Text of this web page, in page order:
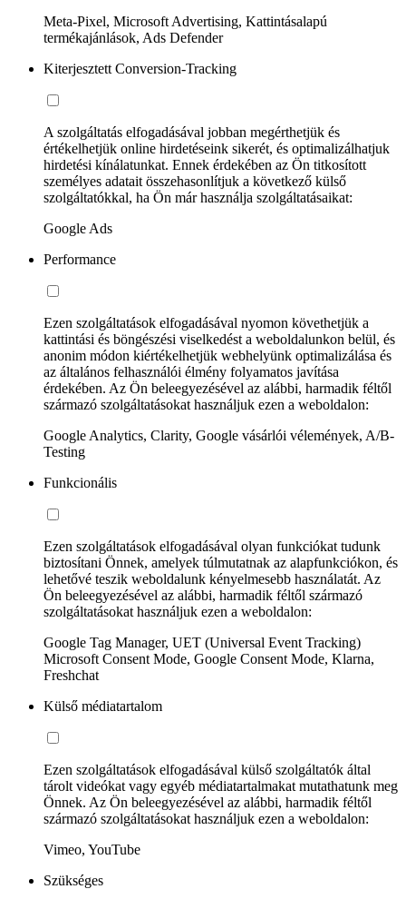
Meta-Pixel, Microsoft Advertising, Kattintásalapú
termékajánlások, Ads Defender
Kiterjesztett Conversion-Tracking
A szolgáltatás elfogadásával jobban megérthetjük és
értékelhetjük online hirdetéseink sikerét, és optimalizálhatjuk
hirdetési kínálatunkat. Ennek érdekében az Ön titkosított
személyes adatait összehasonlítjuk a következő külső
szolgáltatókkal, ha Ön már használja szolgáltatásaikat:
Google Ads
Performance
Ezen szolgáltatások elfogadásával nyomon követhetjük a
kattintási és böngészési viselkedést a weboldalunkon belül, és
anonim módon kiértékelhetjük webhelyünk optimalizálása és
az általános felhasználói élmény folyamatos javítása
érdekében. Az Ön beleegyezésével az alábbi, harmadik féltől
származó szolgáltatásokat használjuk ezen a weboldalon:
Google Analytics, Clarity, Google vásárlói vélemények, A/B-
Testing
Funkcionális
Ezen szolgáltatások elfogadásával olyan funkciókat tudunk
biztosítani Önnek, amelyek túlmutatnak az alapfunkciókon, és
lehetővé teszik weboldalunk kényelmesebb használatát. Az
Ön beleegyezésével az alábbi, harmadik féltől származó
szolgáltatásokat használjuk ezen a weboldalon:
Google Tag Manager, UET (Universal Event Tracking)
Microsoft Consent Mode, Google Consent Mode, Klarna,
Freshchat
Külső médiatartalom
Ezen szolgáltatások elfogadásával külső szolgáltatók által
tárolt videókat vagy egyéb médiatartalmakat mutathatunk meg
Önnek. Az Ön beleegyezésével az alábbi, harmadik féltől
származó szolgáltatásokat használjuk ezen a weboldalon:
Vimeo, YouTube
Szükséges